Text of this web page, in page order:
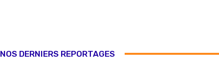
NOS DERNIERS REPORTAGES